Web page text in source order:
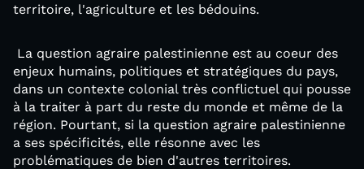
territoire, l'agriculture et les bédouins.
La question agraire palestinienne est au coeur des
enjeux humains, politiques et stratégiques du pays,
dans un contexte colonial très conflictuel qui pousse
à la traiter à part du reste du monde et même de la
région. Pourtant, si la question agraire palestinienne
a ses spécificités, elle résonne avec les
problématiques de bien d'autres territoires.